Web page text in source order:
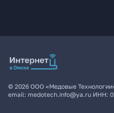
© 2026 ООО «Медовые
email: medotech.info@ya.ru ИНН: